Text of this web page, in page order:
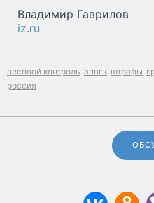
Владимир Гаврилов
iz.ru
весовой контроль апвгк штрафы
россия